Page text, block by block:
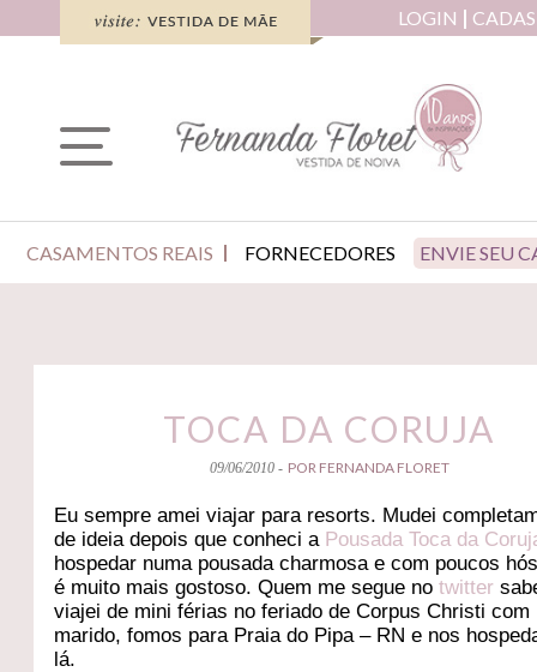
LOGIN
CASAMENTOS REAIS FORNECEDORES ENVIE SEU
TOCA DA CORUJA
09/06/2010 - POR FERNANDA FLORET
Eu sempre amei viajar para resorts. Mudei
de ideia depois que conheci a Pousada Toca da
hospedar numa pousada charmosa e com poucos
é muito mais gostoso. Quem me segue notwitter
viajei de mini férias no feriado de Corpus Christi com
marido, fomos para Praia do Pipa – RN e nos
lá.